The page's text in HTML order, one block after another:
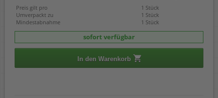
Preis gilt pro
1 Stück
Umverpackt zu
1 Stück
Mindestabnahme
1 Stück
sofort verfügbar
In den Warenkorb